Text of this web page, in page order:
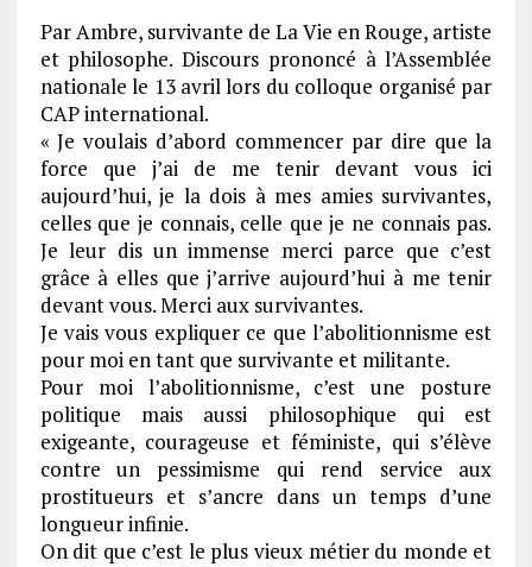
Par Ambre, survivante de La Vie en Rouge, artiste
et philosophe. Discours prononcé à l’Assemblée
nationale le 13 avril lors du colloque organisé par
CAP international.
« Je voulais d’abord commencer par dire que la
force que j’ai de me tenir devant vous ici
aujourd’hui, je la dois à mes amies survivantes,
celles que je connais, celle que je ne connais pas.
Je leur dis un immense merci parce que c’est
grâce à elles que j’arrive aujourd’hui à me tenir
devant vous. Merci aux survivantes.
Je vais vous expliquer ce que l’abolitionnisme est
pour moi en tant que survivante et militante.
Pour moi l’abolitionnisme, c’est une posture
politique mais aussi philosophique qui est
exigeante, courageuse et féministe, qui s’élève
contre un pessimisme qui rend service aux
prostitueurs et s’ancre dans un temps d’une
longueur infinie.
On dit que c’est le plus vieux métier du monde et